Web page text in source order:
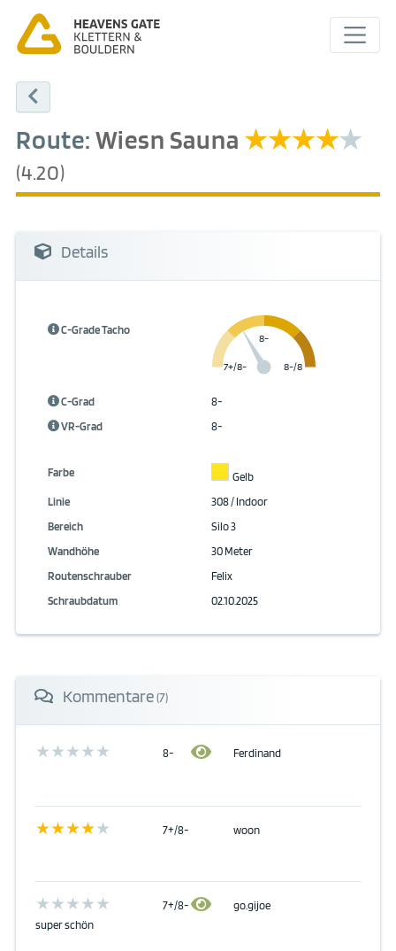
Route: Wiesn Sauna
(4.20)
Details
C-Grade Tacho
7+/8-
8-
8-/8
C-Grad
8-
VR-Grad
8-
Farbe
Gelb
Linie
308 / Indoor
Bereich
Silo 3
Wandhöhe
30 Meter
Routenschrauber
Felix
Schraubdatum
02.10.2025
Kommentare(7)
8- Ferdinand
7+/8- woon
7+/8-
go.gijoe
super schön